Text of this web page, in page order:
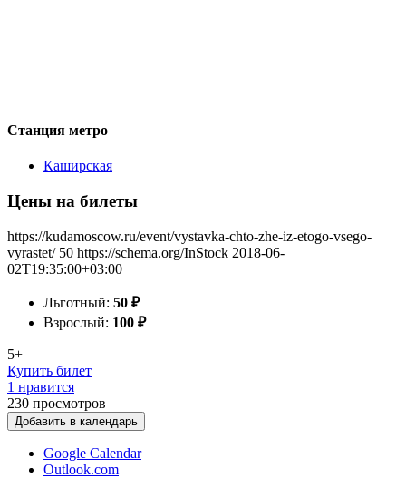
Станция метро
Каширская
Цены на билеты
https://kudamoscow.ru/event/vystavka-chto-zhe-iz-etogo-vsego-
vyrastet/ 50 https://schema.org/InStock 2018-06-
02T19:35:00+03:00
Льготный: 50 ₽
Взрослый: 100 ₽
5+
Купить билет
1 нравится
230 просмотров
Добавить в календарь
Google Calendar
Outlook.com